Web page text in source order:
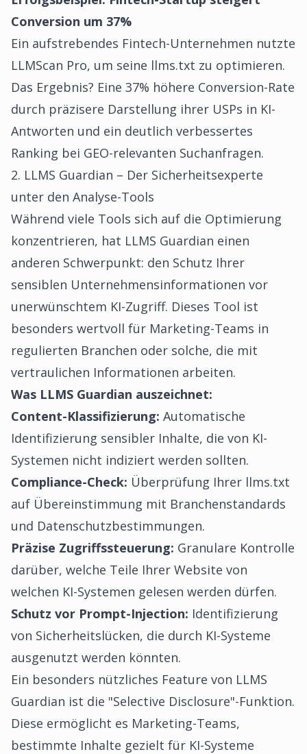
Conversion um 37%
Ein aufstrebendes Fintech-Unternehmen nutzte
LLMScan Pro, um seine llms.txt zu optimieren.
Das Ergebnis? Eine 37% höhere Conversion-Rate
durch präzisere Darstellung ihrer USPs in KI-
Antworten und ein deutlich verbessertes
Ranking bei GEO-relevanten Suchanfragen.
2. LLMS Guardian – Der Sicherheitsexperte
unter den Analyse-Tools
Während viele Tools sich auf die Optimierung
konzentrieren, hat LLMS Guardian einen
anderen Schwerpunkt: den Schutz Ihrer
sensiblen Unternehmensinformationen vor
unerwünschtem KI-Zugriff. Dieses Tool ist
besonders wertvoll für Marketing-Teams in
regulierten Branchen oder solche, die mit
vertraulichen Informationen arbeiten.
Was LLMS Guardian auszeichnet:
Content-Klassifizierung: Automatische
Identifizierung sensibler Inhalte, die von KI-
Systemen nicht indiziert werden sollten.
Compliance-Check: Überprüfung Ihrer llms.txt
auf Übereinstimmung mit Branchenstandards
und Datenschutzbestimmungen.
Präzise Zugriffssteuerung: Granulare Kontrolle
darüber, welche Teile Ihrer Website von
welchen KI-Systemen gelesen werden dürfen.
Schutz vor Prompt-Injection: Identifizierung
von Sicherheitslücken, die durch KI-Systeme
ausgenutzt werden könnten.
Ein besonders nützliches Feature von LLMS
Guardian ist die "Selective Disclosure"-Funktion.
Diese ermöglicht es Marketing-Teams,
bestimmte Inhalte gezielt für KI-Systeme